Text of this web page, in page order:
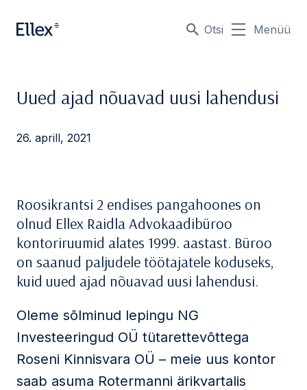
Otsi Menüü
Uued ajad nõuavad uusi lahendusi
26. aprill, 2021
Roosikrantsi 2 endises pangahoones on
olnud Ellex Raidla Advokaadibüroo
kontoriruumid alates 1999. aastast. Büroo
on saanud paljudele töötajatele koduseks,
kuid uued ajad nõuavad uusi lahendusi.
Oleme sõlminud lepingu NG
Investeeringud OÜ tütarettevõttega
Roseni Kinnisvara OÜ – meie uus kontor
saab asuma Rotermanni ärikvartalis